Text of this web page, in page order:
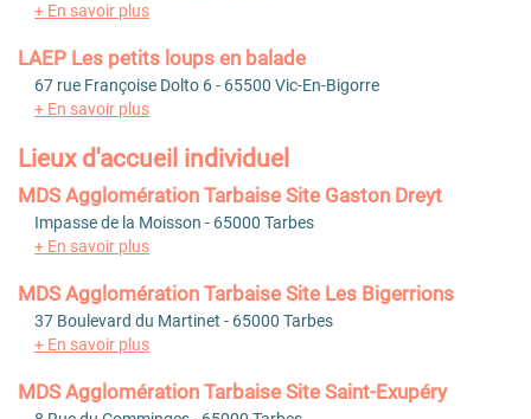
+ En savoir plus
LAEP Les petits loups en balade
67 rue Françoise Dolto 6 - 65500 Vic-En-Bigorre
+ En savoir plus
Lieux d'accueil individuel
MDS Agglomération Tarbaise Site Gaston Dreyt
Impasse de la Moisson - 65000 Tarbes
+ En savoir plus
MDS Agglomération Tarbaise Site Les Bigerrions
37 Boulevard du Martinet - 65000 Tarbes
+ En savoir plus
MDS Agglomération Tarbaise Site Saint-Exupéry